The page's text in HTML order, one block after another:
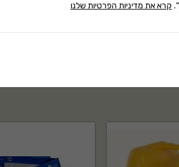
קרא את מדיניות הפרטיות שלנו